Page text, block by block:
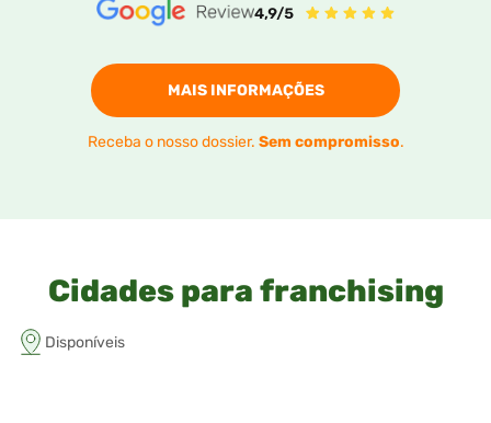
MAIS INFORMAÇÕES
Receba o nosso dossier. Sem compromisso.
Cidades para franchising
Disponíveis